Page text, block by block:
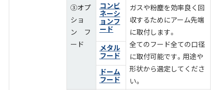
③オプ
ショ
ン フ
ード
コンビ
ネーシ
ョンフ
ード
ガスや粉塵を効率良く回
収するためにアーム先端
に取付します。
全てのフード全ての口径
に取付可能です。用途や
形状から選定してくださ
い。
メタル
フード
ドーム
フード